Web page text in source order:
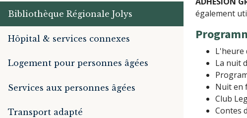
Bibliothèque Régionale Jolys
Hôpital & services connexes
Logement pour personnes âgées
Services aux personnes âgées
Transport adapté
également
L'heure
La nuit
Nuit en
Club
Contes